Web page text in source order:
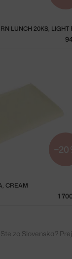
−20
CREAM
1
Ste zo Slovenska?